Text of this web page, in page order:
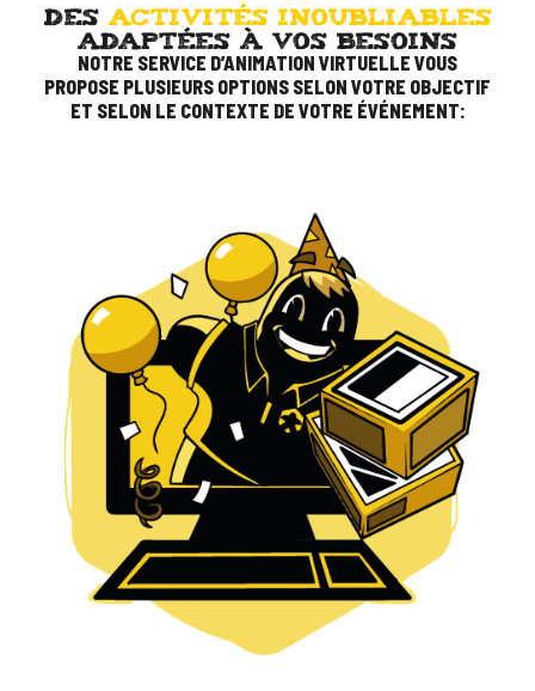
DES ACTIVITÉS INOUBLIABLES
ADAPTÉES À VOS BESOINS
NOTRE SERVICE D’ANIMATION VIRTUELLE VOUS
PROPOSE PLUSIEURS OPTIONS SELON VOTRE OBJECTIF
ET SELON LE CONTEXTE DE VOTRE ÉVÉNEMENT: